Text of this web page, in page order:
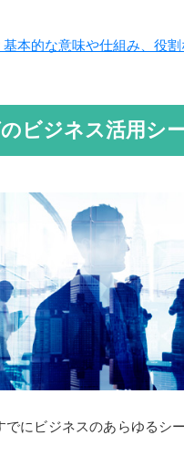
本的な意味や仕組み、役
ビジネス活用シ
にビジネスのあらゆるシ